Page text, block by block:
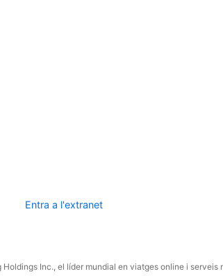
Entra a l'extranet
Inc., el líder mundial en viatges online i serveis